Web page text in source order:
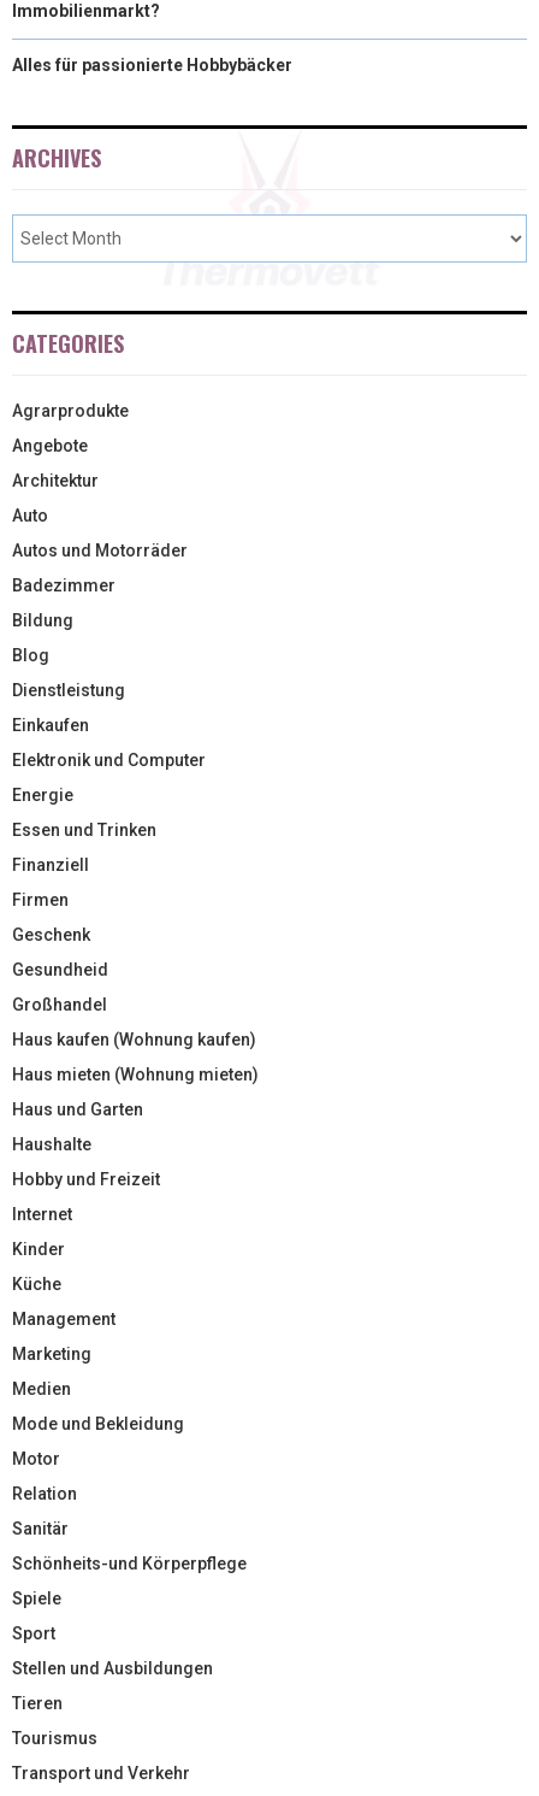
Immobilienmarkt?
Alles für passionierte Hobbybäcker
ARCHIVES
CATEGORIES
Agrarprodukte
Angebote
Architektur
Auto
Autos und Motorräder
Badezimmer
Bildung
Blog
Dienstleistung
Einkaufen
Elektronik und Computer
Energie
Essen und Trinken
Finanziell
Firmen
Geschenk
Gesundheid
Großhandel
Haus kaufen (Wohnung kaufen)
Haus mieten (Wohnung mieten)
Haus und Garten
Haushalte
Hobby und Freizeit
Internet
Kinder
Küche
Management
Marketing
Medien
Mode und Bekleidung
Motor
Relation
Sanitär
Schönheits-und Körperpflege
Spiele
Sport
Stellen und Ausbildungen
Tieren
Tourismus
Transport und Verkehr